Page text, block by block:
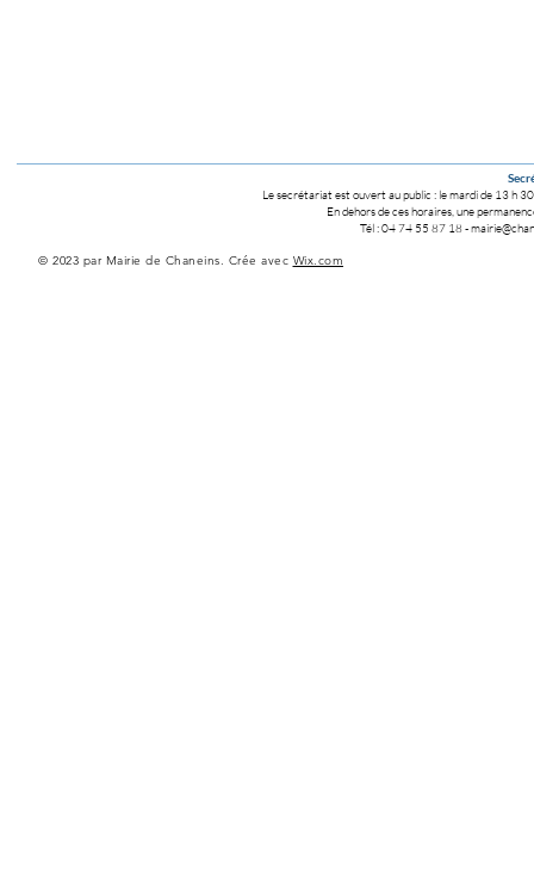
Le secrétariat est ouvert au public : le mardi de 13 h
En dehors de ces horaires, une
Tél : 04 74 55 87 18-
© 2023 par Mairie de Chaneins. Crée avec Wix.com